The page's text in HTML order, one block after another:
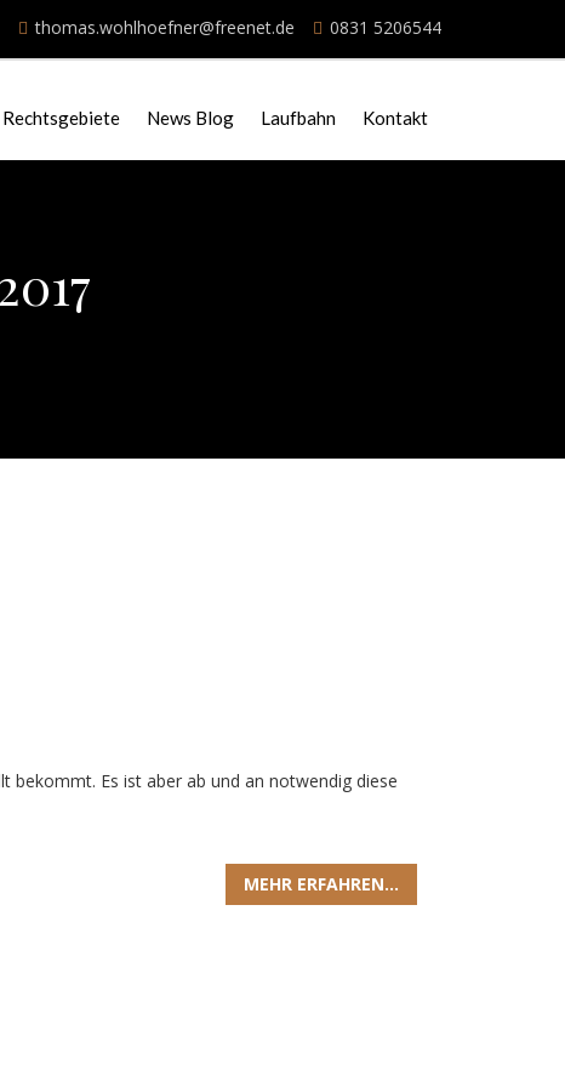
0831 5206544
thomas.wohlhoefner@freenet.de
Rechtsgebiete News Blog Laufbahn Kontakt
bekommt. Es ist aber ab und an notwendig diese
MEHR ERFAHREN...